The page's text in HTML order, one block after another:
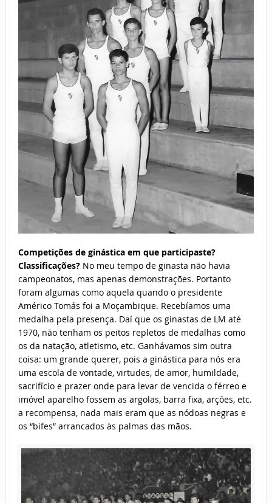
Competições de ginástica em que participaste?
Classificações?No meu tempo de ginasta não havia
campeonatos, mas apenas demonstrações. Portanto
foram algumas como aquela quando o presidente
Américo Tomás foi a Moçambique. Recebíamos uma
medalha pela presença. Daí que os ginastas de LM até
1970, não tenham os peitos repletos de medalhas como
os da natação, atletismo, etc. Ganhávamos sim outra
coisa: um grande querer, pois a ginástica para nós era
uma escola de vontade, virtudes, de amor, humildade,
sacrifício e prazer onde para levar de vencida o férreo e
imóvel aparelho fossem as argolas, barra fixa, arções, etc.
a recompensa, nada mais eram que as nódoas negras e
os “bifes” arrancados às palmas das mãos.